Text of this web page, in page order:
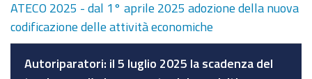
ATECO 2025 - dal 1° aprile 2025 adozione della nuova
codificazione delle attività economiche
Autoriparatori: il 5 luglio 2025 la scadenza del